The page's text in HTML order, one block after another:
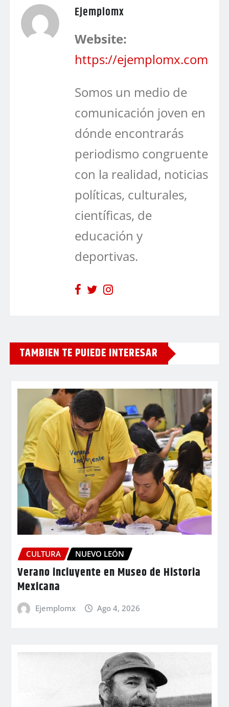
Ejemplomx
Website:
https://ejemplomx.com
Somos un medio de
comunicación joven en
dónde encontrarás
periodismo congruente
con la realidad, noticias
políticas, culturales,
científicas, de
educación y
deportivas.
TAMBIEN TE PUIEDE INTERESAR
CULTURA NUEVO LEÓN
Verano incluyente en Museo de Historia
Mexicana
Ejemplomx Ago 4, 2026